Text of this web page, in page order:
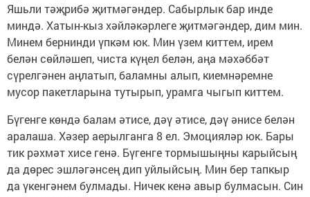
Яшьли тәҗрибә җитмәгәндер. Сабырлык бар инде
миндә. Хатын-кыз хәйләкәрлеге җитмәгәндер, дим мин.
Минем бернинди үпкәм юк. Мин үзем киттем, ирем
белән сөйләшеп, чиста күңел белән, аңа мәхәббәт
сүрелгәнен аңлатып, баламны алып, киемнәремне
мусор пакетларына тутырып, урамга чыгып киттем.
Бүгенге көндә балам әтисе, дәү әтисе, дәү әнисе белән
аралаша. Хәзер аерылганга 8 ел. Эмоцияләр юк. Бары
тик рәхмәт хисе генә. Бүгенге тормышыңны карыйсың
да дөрес эшләгәнсең дип уйлыйсың. Мин бер тапкыр
да үкенгәнем булмады. Ничек кенә авыр булмасын. Син